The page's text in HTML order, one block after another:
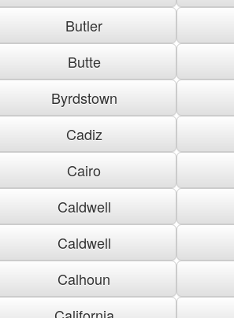
Butler
Butte
Byrdstown
Cadiz
Cairo
Caldwell
Caldwell
Calhoun